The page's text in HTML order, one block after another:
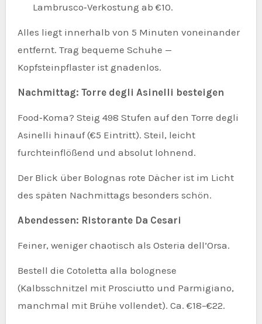
Lambrusco‑Verkostung ab €10.
Alles liegt innerhalb von 5 Minuten voneinander
entfernt. Trag bequeme Schuhe —
Kopfsteinpflaster ist gnadenlos.
Nachmittag: Torre degli Asinelli besteigen
Food‑Koma? Steig 498 Stufen auf den Torre degli
Asinelli hinauf (€5 Eintritt). Steil, leicht
furchteinflößend und absolut lohnend.
Der Blick über Bolognas rote Dächer ist im Licht
des späten Nachmittags besonders schön.
Abendessen: Ristorante Da Cesari
Feiner, weniger chaotisch als Osteria dell’Orsa.
Bestell die Cotoletta alla bolognese
(Kalbsschnitzel mit Prosciutto und Parmigiano,
manchmal mit Brühe vollendet). Ca. €18–€22.